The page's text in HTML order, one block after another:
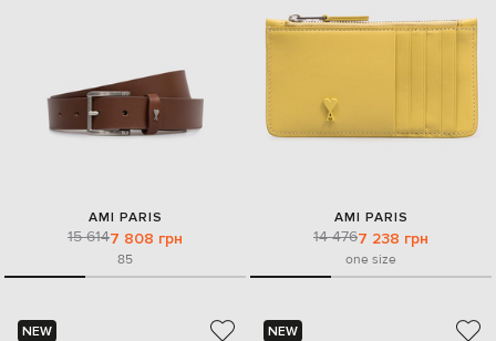
AMI PARIS
15 6147 808 грн
85
AMI PARIS
14 4767 238 грн
one size
NEW
NEW